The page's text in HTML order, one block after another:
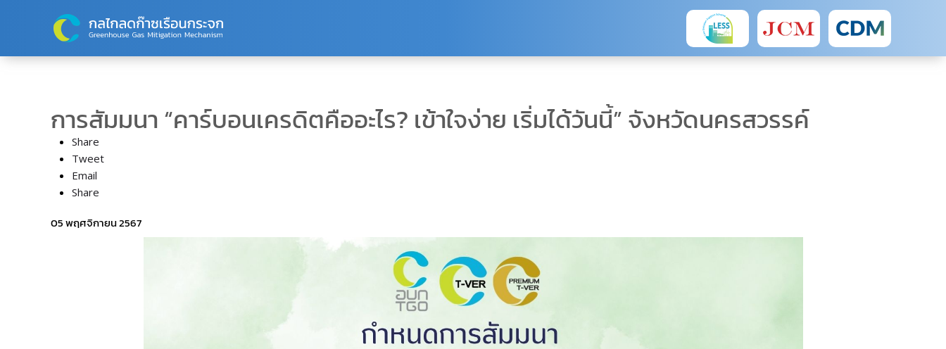
Skip to main content
การสัมมนา “คาร์บอนเครดิตคืออะไร? เข้าใจง่าย เริ่มได้วันนี้” จังหวัดนครสวรรค์
Share
Tweet
Email
Share
05 พฤศจิกายน 2567